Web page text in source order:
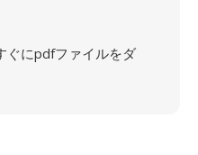
ぐにpdfファイルをダ